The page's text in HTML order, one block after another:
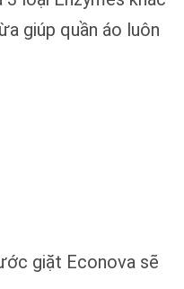
giúp quần áo luôn
giặt Econova sẽ